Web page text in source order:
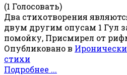
(1 Голосовать)
Два стихотворения
двум другим опусам 1 Гул
помойку, Присмирел от
Опубликовано в
стихи
Подробнее ...